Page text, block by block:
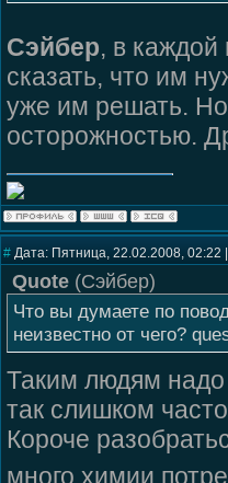
Сэйбер, в каждой
сказать, что им
уже им решать. Но
осторожностью.
# Дата: Пятница, 22.02.2008,
Quote (Сэйбер)
Что вы думаете по
неизвестно от чего?
Таким людям надо
так слишком
Короче
много химии